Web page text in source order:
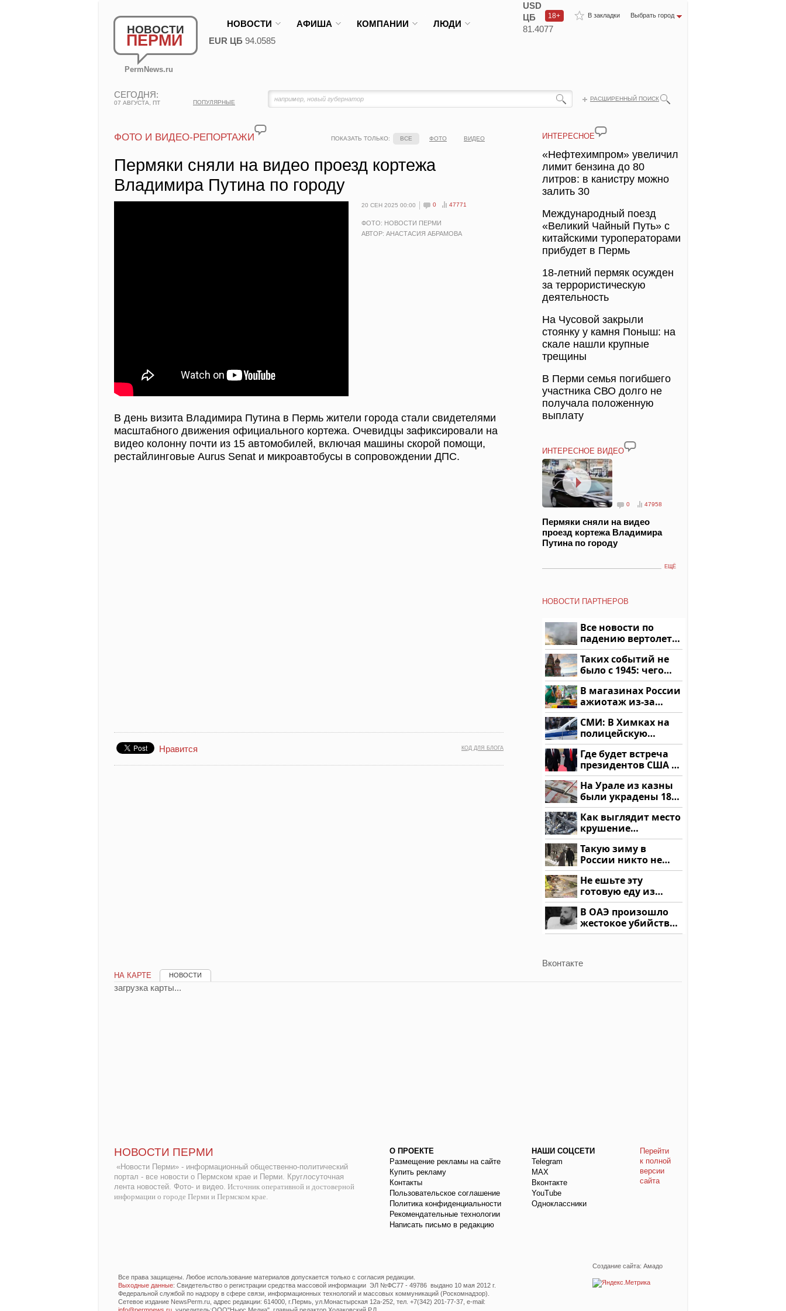
НОВОСТИ
ПЕРМИ
PermNews.ru
В закладки Выбрать город
18+
НОВОСТИ АФИША КОМПАНИИ ЛЮДИ
USD
ЦБ
81.4077
EUR ЦБ 94.0585
СЕГОДНЯ:
07 АВГУСТА, ПТ
РАСШИРЕННЫЙ ПОИСК
ПОПУЛЯРНЫЕ
ПОКАЗАТЬ ТОЛЬКО: ВСЕ ФОТО ВИДЕО
ФОТО И ВИДЕО-РЕПОРТАЖИ
Пермяки сняли на видео проезд кортежа
Владимира Путина по городу
20 СЕН 2025 00:00 0 47771
ФОТО: НОВОСТИ ПЕРМИ
АВТОР: АНАСТАСИЯ АБРАМОВА
В день визита Владимира Путина в Пермь жители города стали свидетелями
масштабного движения официального кортежа. Очевидцы зафиксировали на
видео колонну почти из 15 автомобилей, включая машины скорой помощи,
рестайлинговые Aurus Senat и микроавтобусы в сопровождении ДПС.
КОД ДЛЯ БЛОГА
Нравится
ИНТЕРЕСНОЕ
«Нефтехимпром» увеличил
лимит бензина до 80
литров: в канистру можно
залить 30
Международный поезд
«Великий Чайный Путь» с
китайскими туроператорами
прибудет в Пермь
18-летний пермяк осужден
за террористическую
деятельность
На Чусовой закрыли
стоянку у камня Поныш: на
скале нашли крупные
трещины
В Перми семья погибшего
участника СВО долго не
получала положенную
выплату
ИНТЕРЕСНОЕ ВИДЕО
0 47958
Пермяки сняли на видео
проезд кортежа Владимира
Путина по городу
ЕЩЁ
НОВОСТИ ПАРТНЕРОВ
Все новости по
падению вертолета
на Кавказе: читать
здесь
Таких событий не
было с 1945: чего
ждать всем нам?
В магазинах России
ажиотаж из-за
этого продукта: что
купить?
СМИ: В Химках на
полицейскую
машину напали и
подожгли.
Где будет встреча
президентов США и
России: Европа?
На Урале из казны
были украдены 18
миллионов рублей
Как выглядит место
крушение
вертолета на
Кавказе: смотреть
Такую зиму в
России никто не
ждал: как так?!
Не ешьте эту
готовую еду из
магазина: список
В ОАЭ произошло
жестокое убийство
криптомиллионера
Вконтакте
НА КАРТЕ НОВОСТИ
загрузка карты...
НОВОСТИ ПЕРМИ
«Новости Перми» - информационный общественно-политический
портал - все новости о Пермском крае и Перми. Круглосуточная
лента новостей. Фото- и видео. Источник оперативной и достоверной
информации о городе Перми и Пермском крае.
О ПРОЕКТЕ
Размещение рекламы на сайте
Купить рекламу
Контакты
Пользовательское соглашение
Политика конфиденциальности
Рекомендательные технологии
Написать письмо в редакцию
НАШИ СОЦСЕТИ
Telegram
МАХ
Вконтакте
YouTube
Одноклассники
Перейти
к полной
версии
сайта
Создание сайта: Амадо
Все права защищены. Любое использование материалов допускается только с согласия редакции.
Выходные данные: Свидетельство о регистрации средства массовой информации ЭЛ №ФС77 - 49786 выдано 10 мая 2012 г.
Федеральной службой по надзору в сфере связи, информационных технологий и массовых коммуникаций (Роскомнадзор).
Сетевое издание NewsPerm.ru, адрес редакции: 614000, г.Пермь, ул.Монастырская 12а-252, тел. +7(342) 201-77-37, e-mail:
info@permnews.ru , учредитель:ООО"Ньюс Медиа", главный редактор Ходаковский Р.Л.